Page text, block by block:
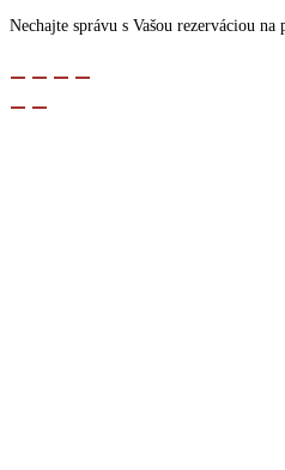
Nechajte správu s Vašou rezerváciou na